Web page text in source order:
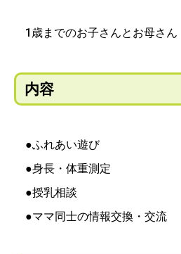
1歳までのお子さんとお母さん
内容
●ふれあい遊び
●身長・体重測定
●授乳相談
●ママ同士の情報交換・交流